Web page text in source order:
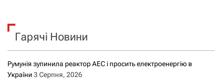
к
Гарячі Новини
Румунія зупинила реактор АЕС і просить електроенергію в
України 3 Серпня, 2026